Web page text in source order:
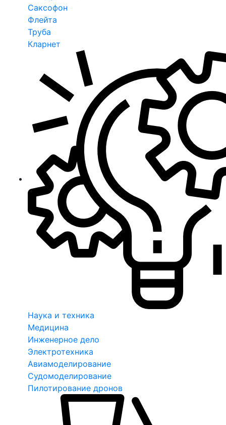
Саксофон
Флейта
Труба
Кларнет
Наука и техника
Медицина
Инженерное дело
Электротехника
Авиамоделирование
Судомоделирование
Пилотирование дронов